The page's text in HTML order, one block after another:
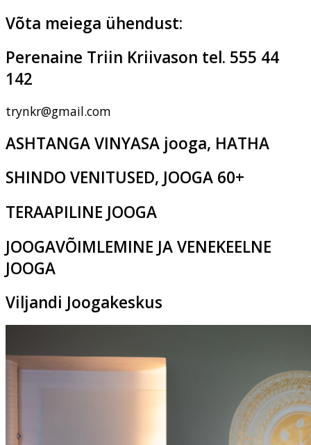
Võta meiega ühendust:
Perenaine Triin Kriivason tel. 555 44
142
trynkr@gmail.com
ASHTANGA VINYASA jooga, HATHA
SHINDO VENITUSED, JOOGA 60+
TERAAPILINE JOOGA
JOOGAVÕIMLEMINE JA VENEKEELNE
JOOGA
Viljandi Joogakeskus
Oled oodatud!